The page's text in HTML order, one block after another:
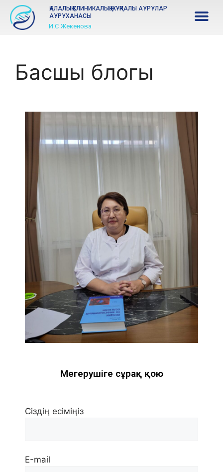
ҚАЛАЛЫҚ КЛИНИКАЛЫҚ ЖҰҚПАЛЫ АУРУЛАР
АУРУХАНАСЫ
И.С Жекенова
Басшы блогы
Меңгерушіге сұрақ қою
Сіздің есіміңіз
Е-mail